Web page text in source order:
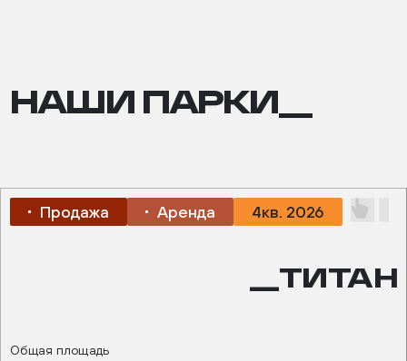
НАШИ ПАРКИ__
Продажа Аренда 4кв. 2026
__ТИТАН
Общая площадь